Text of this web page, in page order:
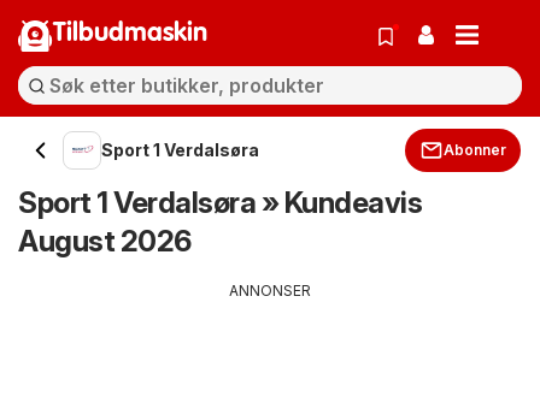
Tilbudmaskin
Sport 1 Verdalsøra Abonner
Sport 1 Verdalsøra » Kundeavis
August 2026
ANNONSER